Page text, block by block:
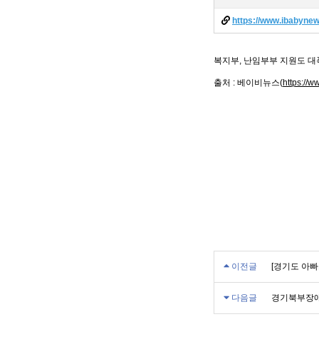
https://
복지부, 난임부부 지원도
출처 : 베이비뉴스(https://
이전글 [경기도 아
다음글 경기북부장